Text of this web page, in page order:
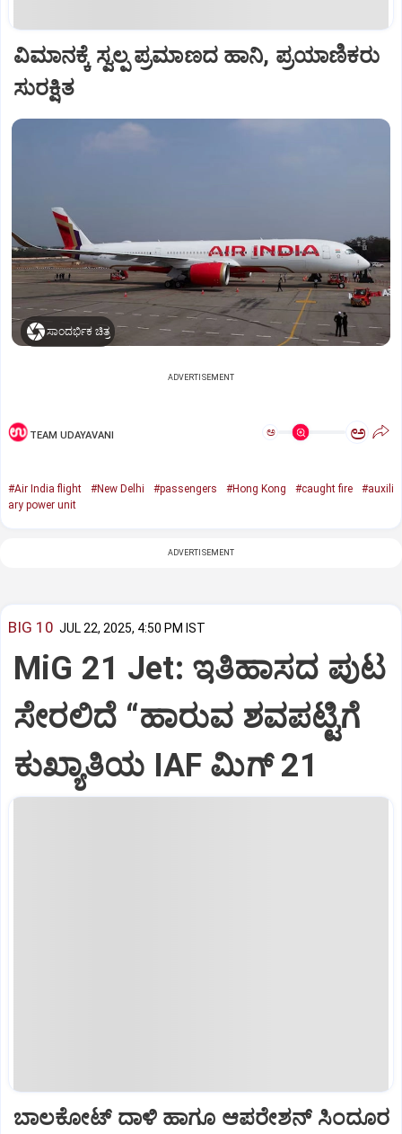
ವಿಮಾನಕ್ಕೆ ಸ್ವಲ್ಪ ಪ್ರಮಾಣದ ಹಾನಿ, ಪ್ರಯಾಣಿಕರು
ಸುರಕ್ಷಿತ
ಸಾಂದರ್ಭಿಕ ಚಿತ್ರ
ADVERTISEMENT
TEAM UDAYAVANI ಅ ಅ
#Air India flight #New Delhi #passengers #Hong Kong #caught fire
#auxili
ary power unit
ADVERTISEMENT
BIG 10 JUL 22, 2025, 4:50 PM IST
MiG 21 Jet: ಇತಿಹಾಸದ ಪುಟ
ಸೇರಲಿದೆ “ಹಾರುವ ಶವಪಟ್ಟಿಗೆ
ಕುಖ್ಯಾತಿಯ IAF ಮಿಗ್‌ 21
ಬಾಲಕೋಟ್‌ ದಾಳಿ ಹಾಗೂ ಆಪರೇಶನ್‌ ಸಿಂದೂರ